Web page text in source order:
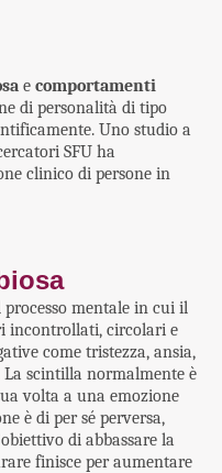
e comportamenti
di personalità di tipo
Uno studio a
SFU ha
clinico di persone in
processo mentale in cui il
incontrollati, circolari e
come tristezza, ansia,
scintilla normalmente è
volta a una emozione
è di per sé perversa,
di abbassare la
finisce per aumentare